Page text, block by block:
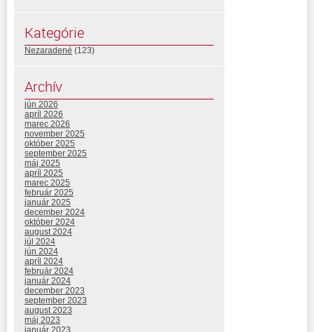
Kategórie
Nezaradené (123)
Archív
jún 2026
apríl 2026
marec 2026
november 2025
október 2025
september 2025
máj 2025
apríl 2025
marec 2025
február 2025
január 2025
december 2024
október 2024
august 2024
júl 2024
jún 2024
apríl 2024
február 2024
január 2024
december 2023
september 2023
august 2023
máj 2023
január 2023